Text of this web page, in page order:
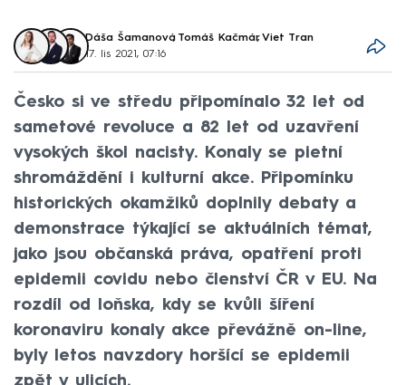
Dáša Šamanová, Tomáš Kačmár, Viet Tran
17. lis 2021, 07:16
Česko si ve středu připomínalo 32 let od
sametové revoluce a 82 let od uzavření
vysokých škol nacisty. Konaly se pietní
shromáždění i kulturní akce. Připomínku
historických okamžiků doplnily debaty a
demonstrace týkající se aktuálních témat,
jako jsou občanská práva, opatření proti
epidemii covidu nebo členství ČR v EU. Na
rozdíl od loňska, kdy se kvůli šíření
koronaviru konaly akce převážně on-line,
byly letos navzdory horšící se epidemii
zpět v ulicích.